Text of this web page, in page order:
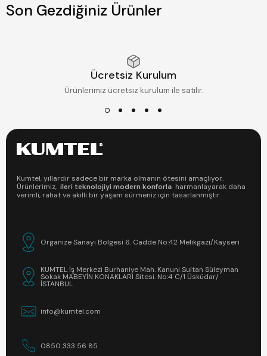
Son Gezdiğiniz Ürünler
Ücretsiz Kurulum
Ürünlerimiz ücretsiz kurulum ile satılır.
Kumtel, yıllardır sadece bir marka olmanın ötesini amaçlıyor.
Ürünlerimiz, ileri teknolojiyi modern konforla harmanlayarak daha
verimli, rahat ve akıllı bir yaşam sürmeniz için tasarlanmıştır.
Organize Sanayi Bölgesi 6. Cadde No:42 Melikgazi/Kayseri
KUMTEL İş Merkezi Burhaniye Mah. Kanuni Sultan Süleyman
Sokak MABEYİN KONAKLARI Sitesi. No:4 C/1 Üsküdar/
İSTANBUL
info@kumtel.com
0850 333 56 85